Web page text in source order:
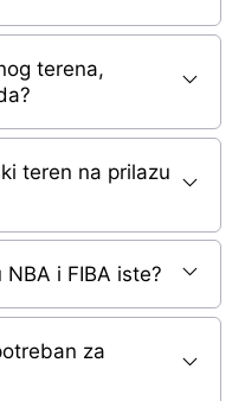
terena,
teren na prilazu
i FIBA iste?
za